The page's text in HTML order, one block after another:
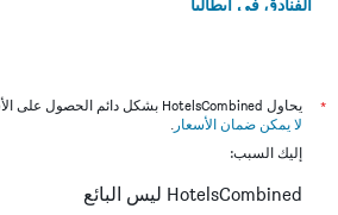
*
يحاول HotelsCombined بشكل دائم الحصول على الأسعار الدقيقة، ولكن
لا يمكن ضمان الأسعار .
إليك السبب:
HotelsCombined ليس البائع